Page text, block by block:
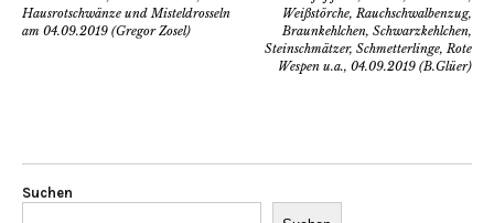
Hausrotschwänze und Misteldrosseln
am 04.09.2019 (Gregor Zosel)
Weißstörche, Rauchschwalbenzug,
Braunkehlchen, Schwarzkehlchen,
Steinschmätzer, Schmetterlinge, Rote
Wespen u.a., 04.09.2019 (B.Glüer)
Suchen